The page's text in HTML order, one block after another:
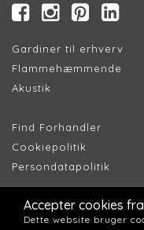
Gardiner til erhverv
Flammehæmmende
Akustik
Find Forhandler
Cookiepolitik
Persondatapolitik
Accepter cookies
Dette website bruger